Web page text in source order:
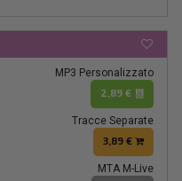
MP3 Personalizzato
2,89 €
Tracce Separate
3,89 €
MTA M-Live